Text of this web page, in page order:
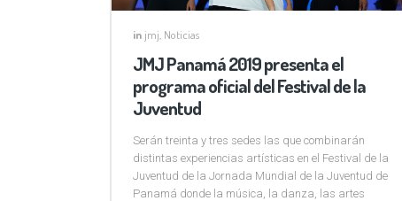
in jmj Noticias
JMJ Panamá 2019 presenta el
programa oficial del Festival de la
Juventud
Serán treinta y tres sedes las que combinarán
distintas experiencias artísticas en el Festival de la
Juventud de la Jornada Mundial de la Juventud de
Panamá donde la música, la danza, las artes